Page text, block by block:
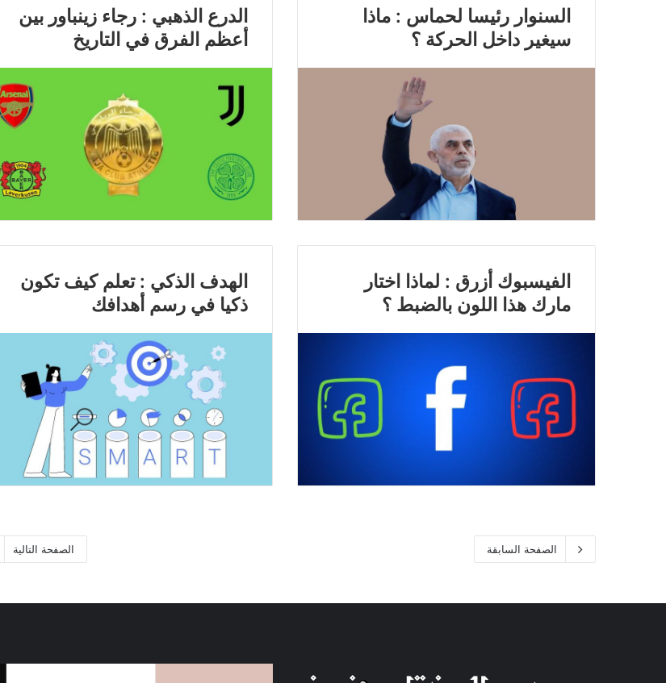
السنوار رئيسا لحماس : ماذا
سيغير داخل الحركة ؟
الدرع الذهبي : رجاء زينباور بين
أعظم الفرق في التاريخ
الفيسبوك أزرق : لماذا اختار
مارك هذا اللون بالضبط ؟
الهدف الذكي : تعلم كيف تكون
ذكيا في رسم أهدافك
الصفحة السابقة الصفحة التالية